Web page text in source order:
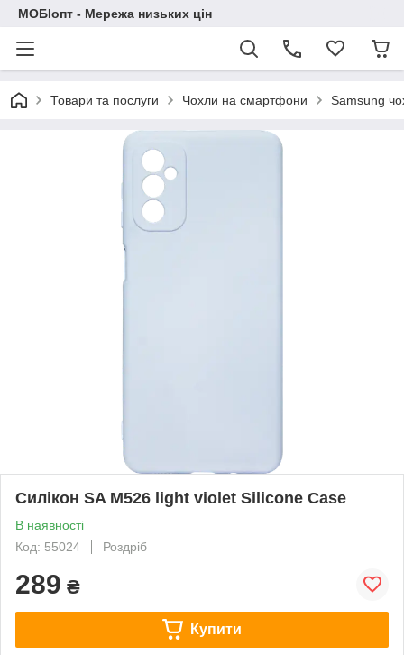
МОБІопт - Мережа низьких цін
Товари та послуги Чохли на смартфони Samsung
Силікон SA M526 light violet Silicone Case
В наявності
Код: 55024
Роздріб
289 ₴
Купити